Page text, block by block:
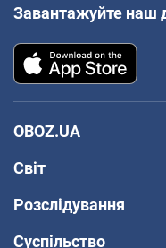
Завантажуйте наш
OBOZ.UA
Світ
Розслідування
Суспільство